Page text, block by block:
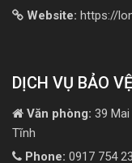
Website: https://
DỊCH VỤ BẢO
Văn phòng: 39
Tĩnh
Phone: 0917 754